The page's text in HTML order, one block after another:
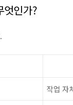
인가?
작업 자